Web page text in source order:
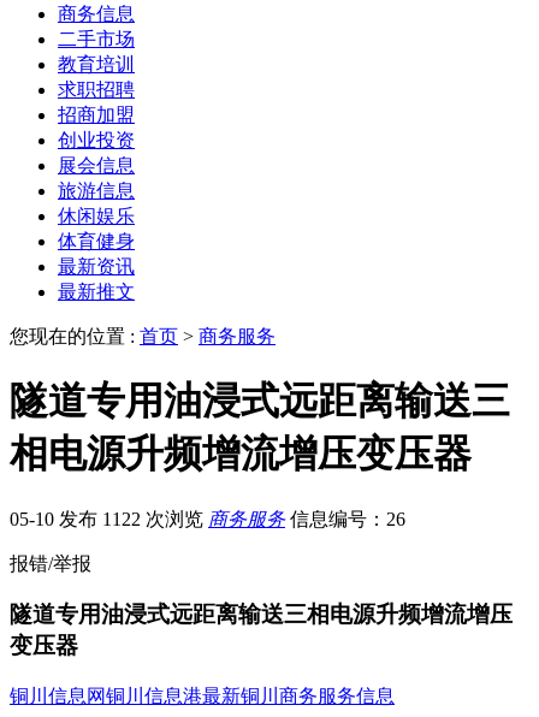
商务信息
二手市场
教育培训
求职招聘
招商加盟
创业投资
展会信息
旅游信息
休闲娱乐
体育健身
最新资讯
最新推文
您现在的位置 : 首页 > 商务服务
隧道专用油浸式远距离输送三
相电源升频增流增压变压器
05-10 发布 1122 次浏览 商务服务 信息编号：26
报错/举报
隧道专用油浸式远距离输送三相电源升频增流增压
变压器
铜川信息网铜川信息港最新铜川商务服务信息